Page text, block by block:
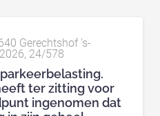
Gerechtshof 's-
24/578
ter zitting voor
ingenomen dat